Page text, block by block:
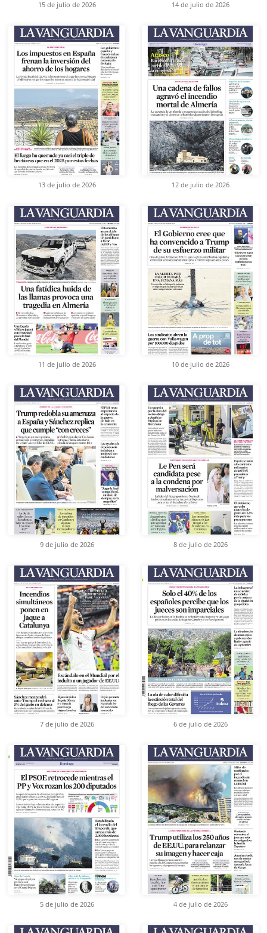
15 de julio de 2026 14 de julio de 2026
13 de julio de 2026 12 de julio de 2026
11 de julio de 2026 10 de julio de 2026
9 de julio de 2026 8 de julio de 2026
7 de julio de 2026 6 de julio de 2026
5 de julio de 2026 4 de julio de 2026